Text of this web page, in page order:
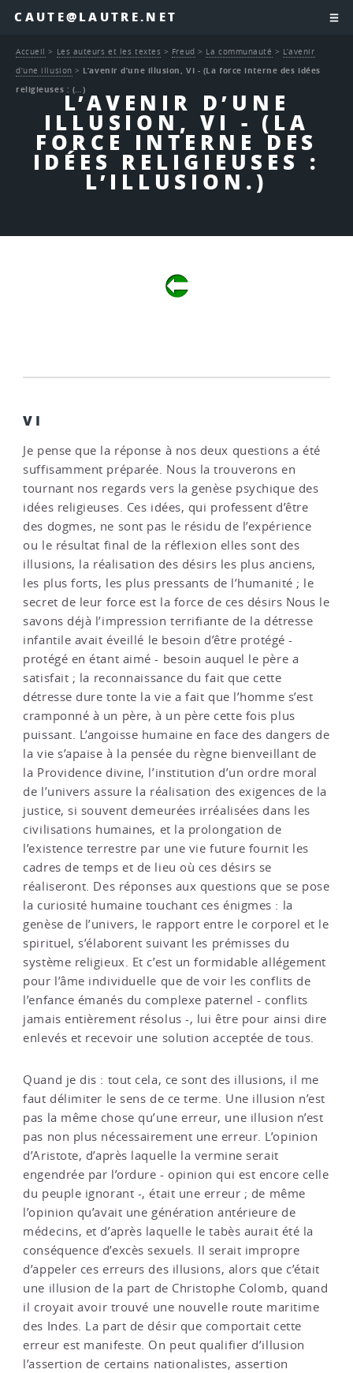
CAUTE@LAUTRE.NET
L’AVENIR D’UNE
ILLUSION, VI - (LA
FORCE INTERNE DES
IDÉES RELIGIEUSES :
L’ILLUSION.)
Accueil > Les auteurs et les textes > Freud > La communauté > L’avenir
d’une illusion > L’avenir d’une illusion, VI - (La force interne des idées
religieuses : (…)
VI
Je pense que la réponse à nos deux questions a été
suffisamment préparée. Nous la trouverons en
tournant nos regards vers la genèse psychique des
idées religieuses. Ces idées, qui professent d’être
des dogmes, ne sont pas le résidu de l’expérience
ou le résultat final de la réflexion elles sont des
illusions, la réalisation des désirs les plus anciens,
les plus forts, les plus pressants de l’humanité ; le
secret de leur force est la force de ces désirs Nous le
savons déjà l’impression terrifiante de la détresse
infantile avait éveillé le besoin d’être protégé -
protégé en étant aimé - besoin auquel le père a
satisfait ; la reconnaissance du fait que cette
détresse dure tonte la vie a fait que l’homme s’est
cramponné à un père, à un père cette fois plus
puissant. L’angoisse humaine en face des dangers de
la vie s’apaise à la pensée du règne bienveillant de
la Providence divine, l’institution d’un ordre moral
de l’univers assure la réalisation des exigences de la
justice, si souvent demeurées irréalisées dans les
civilisations humaines, et la prolongation de
l’existence terrestre par une vie future fournit les
cadres de temps et de lieu où ces désirs se
réaliseront. Des réponses aux questions que se pose
la curiosité humaine touchant ces énigmes : la
genèse de l’univers, le rapport entre le corporel et le
spirituel, s’élaborent suivant les prémisses du
système religieux. Et c’est un formidable allégement
pour l’âme individuelle que de voir les conflits de
l’enfance émanés du complexe paternel - conflits
jamais entièrement résolus -, lui être pour ainsi dire
enlevés et recevoir une solution acceptée de tous.
Quand je dis : tout cela, ce sont des illusions, il me
faut délimiter le sens de ce terme. Une illusion n’est
pas la même chose qu’une erreur, une illusion n’est
pas non plus nécessairement une erreur. L’opinion
d’Aristote, d’après laquelle la vermine serait
engendrée par l’ordure - opinion qui est encore celle
du peuple ignorant -, était une erreur ; de même
l’opinion qu’avait une génération antérieure de
médecins, et d’après laquelle le tabès aurait été la
conséquence d’excès sexuels. Il serait impropre
d’appeler ces erreurs des illusions, alors que c’était
une illusion de la part de Christophe Colomb, quand
il croyait avoir trouvé une nouvelle route maritime
des Indes. La part de désir que comportait cette
erreur est manifeste. On peut qualifier d’illusion
l’assertion de certains nationalistes, assertion